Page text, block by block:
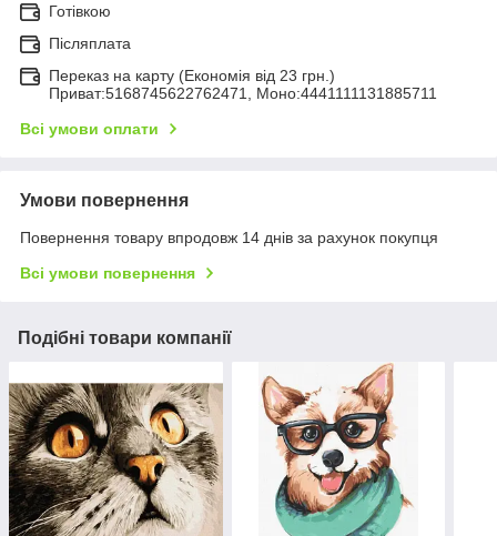
Готівкою
Післяплата
Переказ на карту (Економія від 23 грн.)
Приват:5168745622762471, Моно:4441111131885711
Всі умови оплати
Умови повернення
Повернення товару впродовж 14 днів за рахунок покупця
Всі умови повернення
Подібні товари компанії